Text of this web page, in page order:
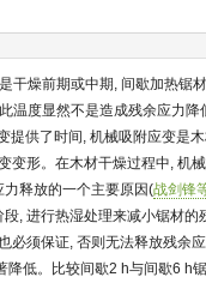
干燥前期或中期, 间歇加热锯
温度显然不是造成残余应力降
供了时间, 机械吸附应变是
形。在木材干燥过程中, 机
释放的一个主要原因(战剑锋
, 进行热湿处理来减小锯材
必须保证, 否则无法释放残余
低。比较间歇2 h与间歇6 h